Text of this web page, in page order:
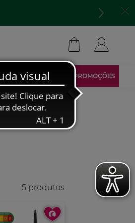
ÁREA RESERVADA PROMOÇÕES
5 produtos